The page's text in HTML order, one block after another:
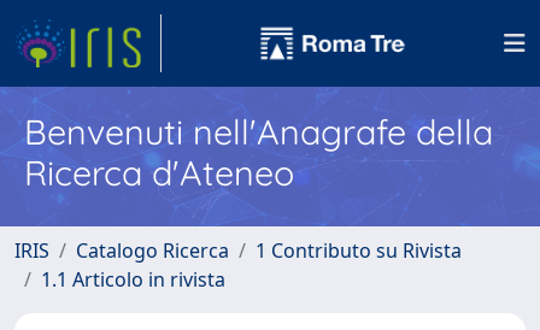
Benvenuti nell'Anagrafe della
Ricerca d'Ateneo
IRIS Catalogo Ricerca
1 Contributo su Rivista
1.1 Articolo in rivista